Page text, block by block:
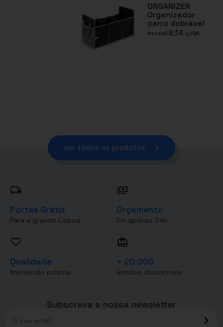
ORGANIZER
Organizador
carro dobrável
desde€8,14 s/IVA
ver todos os produtos
Portes Grátis
Para a grande Lisboa
Orçamento
Em apenas 24h
Qualidade
Impressão própria
+ 20.000
Brindes disponíveis
Subscreva a nossa newsletter